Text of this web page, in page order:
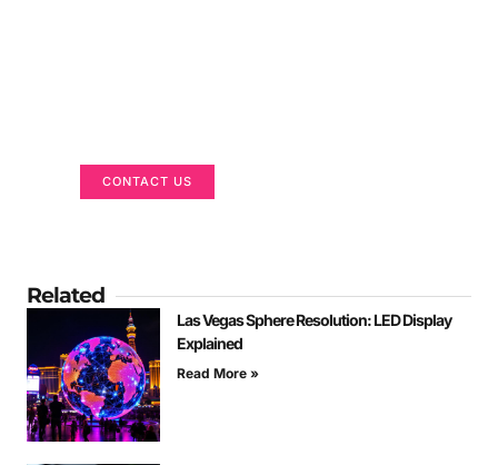
CONTACT US
Related
Las Vegas Sphere Resolution: LED Display
Explained
Read More »